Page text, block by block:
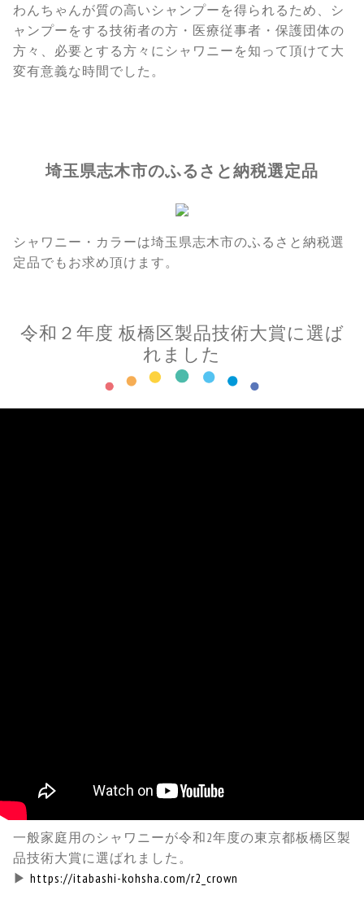
わんちゃんが質の高いシャンプーを得られるため、シ
ャンプーをする技術者の方・医療従事者・保護団体の
方々、必要とする方々にシャワニーを知って頂けて大
変有意義な時間でした。
埼玉県志木市のふるさと納税選定品
シャワニー・カラーは埼玉県志木市のふるさと納税選
定品でもお求め頂けます。
令和２年度 板橋区製品技術大賞に選ば
れました
一般家庭用のシャワニーが令和2年度の東京都板橋区製
品技術大賞に選ばれました。
▶ https://itabashi-kohsha.com/r2_crown